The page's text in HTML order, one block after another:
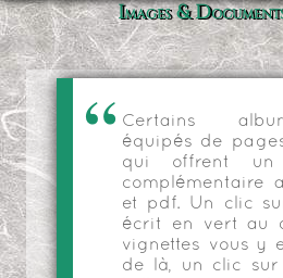
Images &
Certains
équipés de
qui offrent un
complémentaire
et pdf. Un clic
écrit en vert au
vignettes vous y
de là, un clic